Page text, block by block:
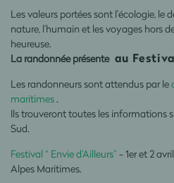
Les valeurs portées sont l’écologie, le
nature, l’humain et les voyages hors
heureuse.
La randonnée présente au
Les randonneurs sont attendus par le
maritimes.
Ils trouveront toutes les informations
Sud.
Festival “ Envie d’Ailleurs” - 1er et 2
Alpes Maritimes.